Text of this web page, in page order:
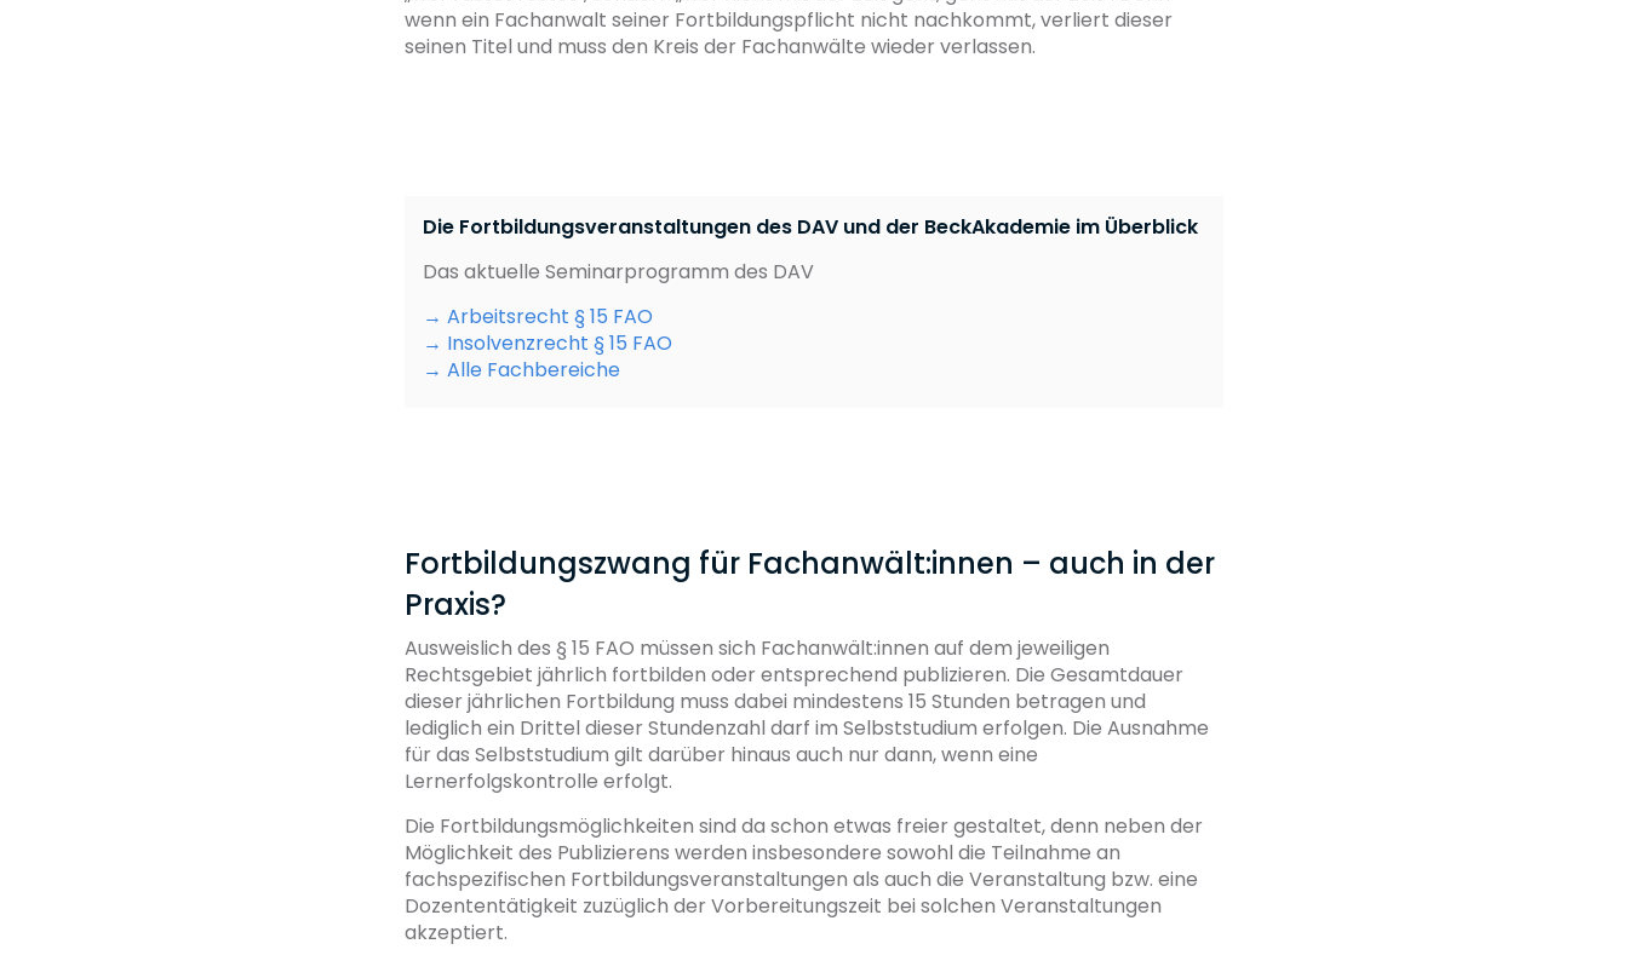
wenn ein Fachanwalt seiner Fortbildungspflicht nicht nachkommt, verliert dieser
seinen Titel und muss den Kreis der Fachanwälte wieder verlassen.
Die Fortbildungsveranstaltungen des DAV und der BeckAkademie im Überblick
Das aktuelle Seminarprogramm des DAV
→ Arbeitsrecht § 15 FAO
→ Insolvenzrecht § 15 FAO
→ Alle Fachbereiche
Fortbildungszwang für Fachanwält:innen – auch in der
Praxis?
Ausweislich des § 15 FAO müssen sich Fachanwält:innen auf dem jeweiligen
Rechtsgebiet jährlich fortbilden oder entsprechend publizieren. Die Gesamtdauer
dieser jährlichen Fortbildung muss dabei mindestens 15 Stunden betragen und
lediglich ein Drittel dieser Stundenzahl darf im Selbststudium erfolgen. Die Ausnahme
für das Selbststudium gilt darüber hinaus auch nur dann, wenn eine
Lernerfolgskontrolle erfolgt.
Die Fortbildungsmöglichkeiten sind da schon etwas freier gestaltet, denn neben der
Möglichkeit des Publizierens werden insbesondere sowohl die Teilnahme an
fachspezifischen Fortbildungsveranstaltungen als auch die Veranstaltung bzw. eine
Dozententätigkeit zuzüglich der Vorbereitungszeit bei solchen Veranstaltungen
akzeptiert.